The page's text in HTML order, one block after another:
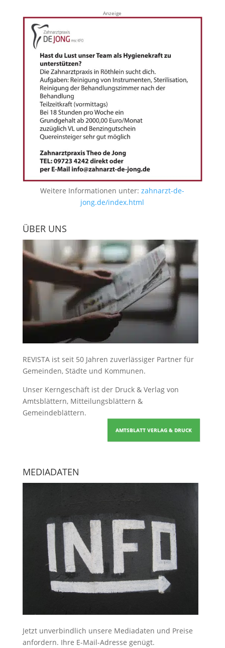
Anzeige
Weitere Informationen unter:zahnarzt-de-
jong.de/index.html
ÜBER UNS
REVISTA ist seit 50 Jahren zuverlässiger Partner für
Gemeinden, Städte und Kommunen.
Unser Kerngeschäft ist der Druck & Verlag von
Amtsblättern, Mitteilungsblättern &
Gemeindeblättern.
AMTSBLATT VERLAG & DRUCK
MEDIADATEN
Jetzt unverbindlich unsere Mediadaten und Preise
anfordern. Ihre E-Mail-Adresse genügt.